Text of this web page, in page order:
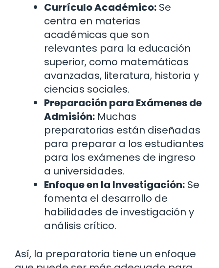
Currículo Académico: Se
centra en materias
académicas que son
relevantes para la educación
superior, como matemáticas
avanzadas, literatura, historia y
ciencias sociales.
Preparación para Exámenes de
Admisión: Muchas
preparatorias están diseñadas
para preparar a los estudiantes
para los exámenes de ingreso
a universidades.
Enfoque en la Investigación: Se
fomenta el desarrollo de
habilidades de investigación y
análisis crítico.
Así, la preparatoria tiene un enfoque